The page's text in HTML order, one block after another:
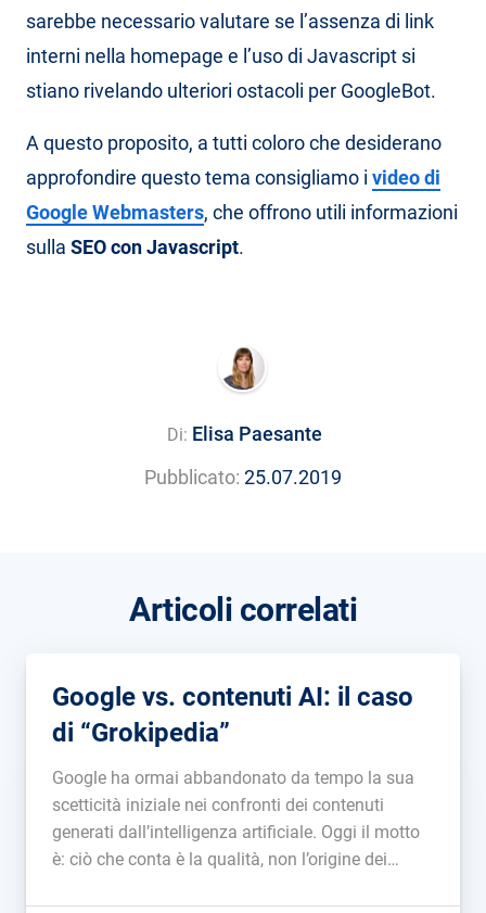
sarebbe necessario valutare se l’assenza di link
interni nella homepage e l’uso di Javascript si
stiano rivelando ulteriori ostacoli per GoogleBot.
A questo proposito, a tutti coloro che desiderano
approfondire questo tema consigliamo i video di
Google Webmasters, che offrono utili informazioni
sulla SEO con Javascript.
Di: Elisa Paesante
Pubblicato: 25.07.2019
Articoli correlati
Google vs. contenuti AI: il caso
di “Grokipedia”
Google ha ormai abbandonato da tempo la sua
scetticità iniziale nei confronti dei contenuti
generati dall’intelligenza artificiale. Oggi il motto
è: ciò che conta è la qualità, non l’origine dei